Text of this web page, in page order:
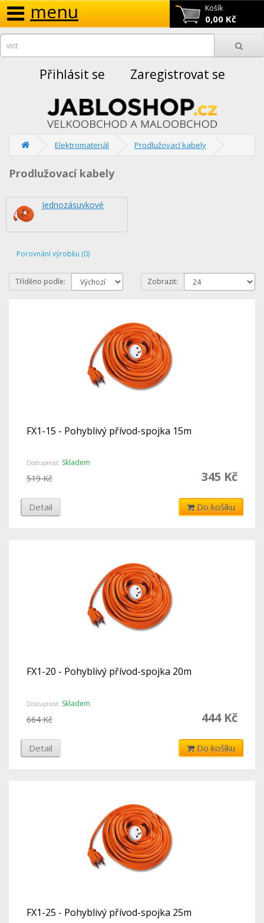
Košík
0,00 Kč
menu
Přihlásit se Zaregistrovat se
Elektromateriál Prodlužovací kabely
Prodlužovací kabely
Jednozásuvkové
Porovnání výrobku (0)
Tříděno podle: Zobrazit:
FX1-15 - Pohyblivý přívod-spojka 15m
Dostupnost: Skladem
345 Kč
519 Kč
Detail Do košíku
FX1-20 - Pohyblivý přívod-spojka 20m
Dostupnost: Skladem
444 Kč
664 Kč
Detail Do košíku
FX1-25 - Pohyblivý přívod-spojka 25m